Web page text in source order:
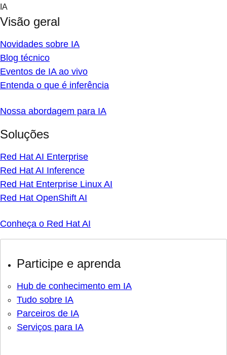
Skip
content
IA
Visão geral
Novidades sobre IA
Blog técnico
Eventos de IA ao vivo
Entenda o que é inferência
Nossa abordagem para IA
Soluções
Red Hat AI Enterprise
Red Hat AI Inference
Red Hat Enterprise Linux AI
Red Hat OpenShift AI
Conheça o Red Hat AI
Participe e aprenda
Hub de conhecimento em IA
Tudo sobre IA
Parceiros de IA
Serviços para IA